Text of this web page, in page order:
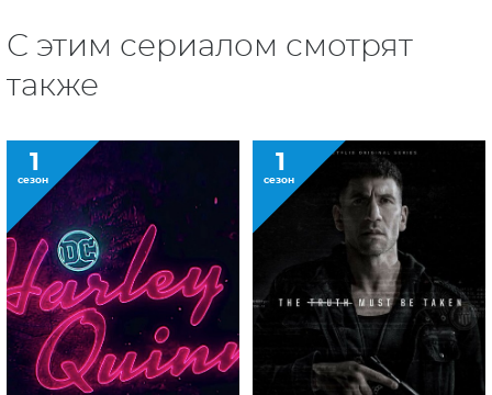
С этим сериалом смотрят
также
1
сезон
1
сезон